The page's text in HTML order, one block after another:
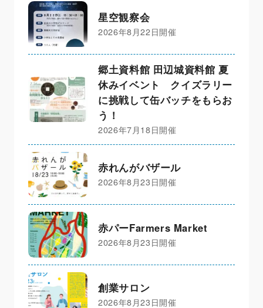
星空観察会
2026年8月22日開催
郷土資料館 田辺城資料館 夏
休みイベント クイズラリー
に挑戦して缶バッチをもらお
う！
2026年7月18日開催
赤れんがバザール
2026年8月23日開催
赤パーFarmers Market
2026年8月23日開催
創業サロン
2026年8月23日開催